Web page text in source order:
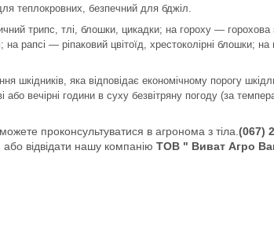
теплокровних, безпечний для бджіл.
трипс, тлі, блошки, цикадки; на гороху — горохова
рапсі — ріпаковий цвітоїд, хрестоколірні блошки; на
шкідників, яка відповідає економічному порогу
вечірні години в суху безвітряну погоду (за
проконсультуватися в агронома з тіла. (067)
відвідати нашу компанію ТОВ " Виват Агро